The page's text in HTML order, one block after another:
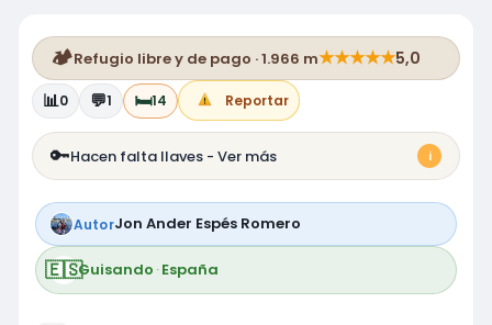
🏕️Refugio libre y de pago · 1.966 m★★★★★5,0
📊0 💬1 🛏️14 Reportar
🔑Hacen falta llaves - Ver más i
AutorJon Ander Espés Romero
🇪🇸Guisando ·España